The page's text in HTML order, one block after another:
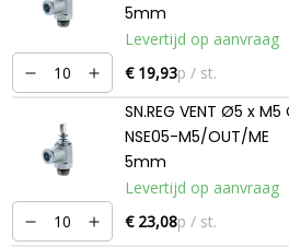
5mm
Levertijd op aanvraag
€ 19,93p / st.
SN.REG VENT Ø5 x M5
NSE05-M5/OUT/ME
5mm
Levertijd op aanvraag
€ 23,08p / st.